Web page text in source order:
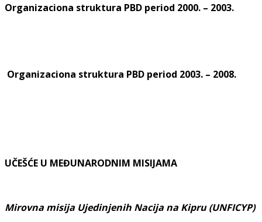
Organizaciona struktura PBD period 2000. – 2003.
Organizaciona struktura PBD period 2003. – 2008.
UČEŠĆE U MEĐUNARODNIM MISIJAMA
Mirovna misija Ujedinjenih Nacija na Kipru(UNFICYP)